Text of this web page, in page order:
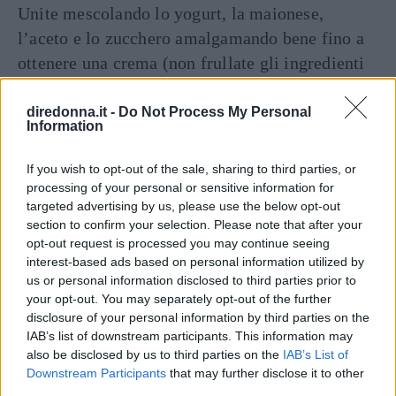
diredonna.it - Do Not Process My Personal
Information
If you wish to opt-out of the sale, sharing to third parties, or
processing of your personal or sensitive information for
targeted advertising by us, please use the below opt-out
section to confirm your selection. Please note that after your
opt-out request is processed you may continue seeing
interest-based ads based on personal information utilized by
us or personal information disclosed to third parties prior to
your opt-out. You may separately opt-out of the further
disclosure of your personal information by third parties on the
IAB’s list of downstream participants. This information may
also be disclosed by us to third parties on the IAB’s List of
Downstream Participants that may further disclose it to other
Unite mescolando lo yogurt, la maionese,
l’aceto e lo zucchero amalgamando bene fino a
ottenere una crema (non frullate gli ingredienti
certa consistenza).
In poca acqua sbollentate il ribes per 30 secondi,
tiratelo su un ramaiolo bucato e mescolatelo
delicatamente alla salsa.
(La crema di cren è ottima con tutte le carni
bollite e sostituisce molto bene la salsa verde,
ha pochissime calorie e un notevole potere
digestivo).
DOSI PER 4 PERSONE